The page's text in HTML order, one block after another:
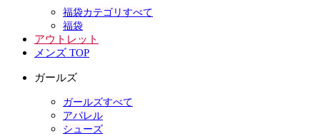
福袋カテゴリすべて
福袋
アウトレット
メンズ TOP
ガールズ
ガールズすべて
アパレル
シューズ